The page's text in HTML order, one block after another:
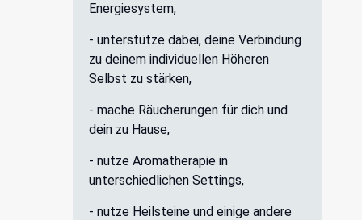
Energiesystem,
- unterstütze dabei, deine Verbindung
zu deinem individuellen Höheren
Selbst zu stärken,
- mache Räucherungen für dich und
dein zu Hause,
- nutze Aromatherapie in
unterschiedlichen Settings,
- nutze Heilsteine und einige andere